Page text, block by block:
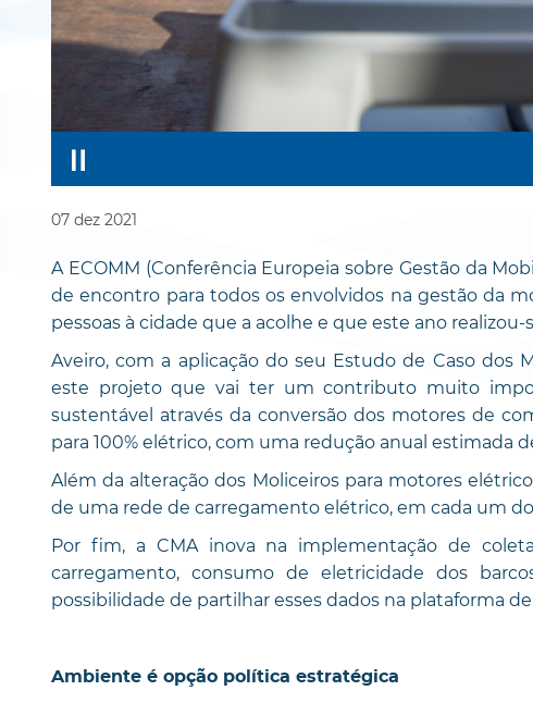
07 dez 2021
A ECOMM (Conferência Europeia sobre Gestão da
de encontro para todos os envolvidos na gestão da
pessoas à cidade que a acolhe e que este ano
Aveiro, com a aplicação do seu Estudo de Caso dos
este projeto que vai ter um contributo muito
sustentável através da conversão dos motores de
para 100% elétrico, com uma redução anual estimada
Além da alteração dos Moliceiros para motores
de uma rede de carregamento elétrico, em cada um
Por fim, a CMA inova na implementação de
carregamento, consumo de eletricidade dos
possibilidade de partilhar esses dados na plataforma
Ambiente é opção política estratégica